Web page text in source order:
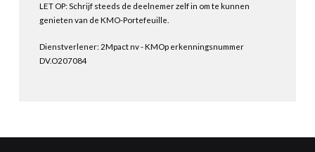
LET OP: Schrijf steeds de deelnemer zelf in om te kunnen
genieten van de KMO-Portefeuille.
Dienstverlener: 2Mpact nv - KMOp erkenningsnummer
DV.O207084